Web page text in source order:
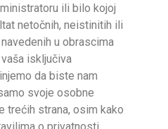
ili bilo kojoj
netočnih, neistinitih ili
u obrascima
isključiva
da biste nam
svoje osobne
trećih strana, osim kako